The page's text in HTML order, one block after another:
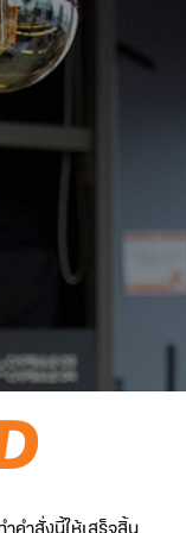
คำสั่งนี้ให้เสร็จสิ้น